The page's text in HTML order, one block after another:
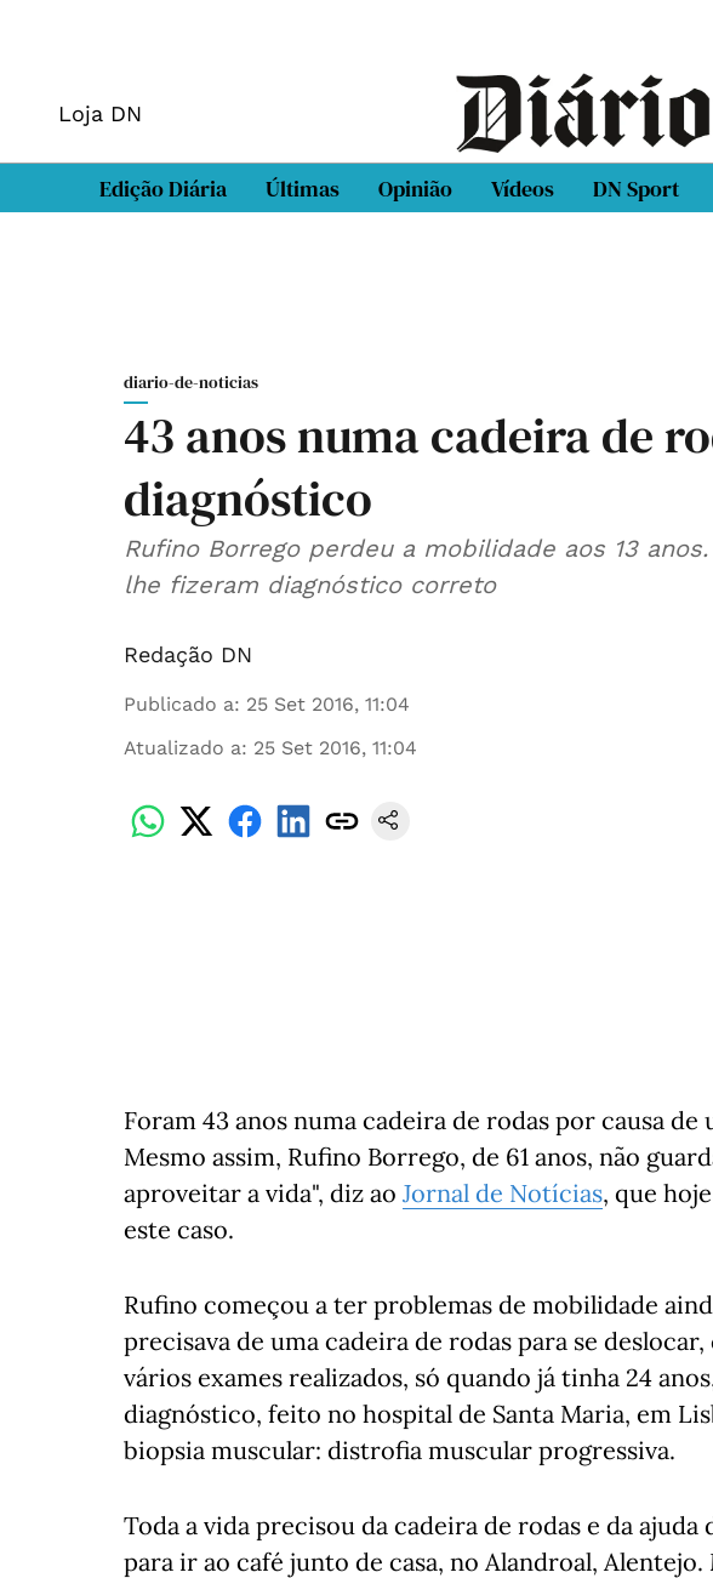
Loja DN
Edição Diária Últimas Opinião Vídeos DN Sport
diario-de-noticias
43 anos numa cadeira de
diagnóstico
Rufino Borrego perdeu a mobilidade aos 13
lhe fizeram diagnóstico correto
Redação DN
Publicado a: 25 Set 2016, 11:04
Atualizado a: 25 Set 2016, 11:04
Foram 43 anos numa cadeira de rodas por causa
Mesmo assim, Rufino Borrego, de 61 anos, não
aproveitar a vida", diz ao Jornal de Notícias, que
este caso.
Rufino começou a ter problemas de mobilidade
precisava de uma cadeira de rodas para se
vários exames realizados, só quando já tinha 24
diagnóstico, feito no hospital de Santa Maria, em
biopsia muscular: distrofia muscular progressiva.
Toda a vida precisou da cadeira de rodas e da ajuda
para ir ao café junto de casa, no Alandroal, Alentejo.